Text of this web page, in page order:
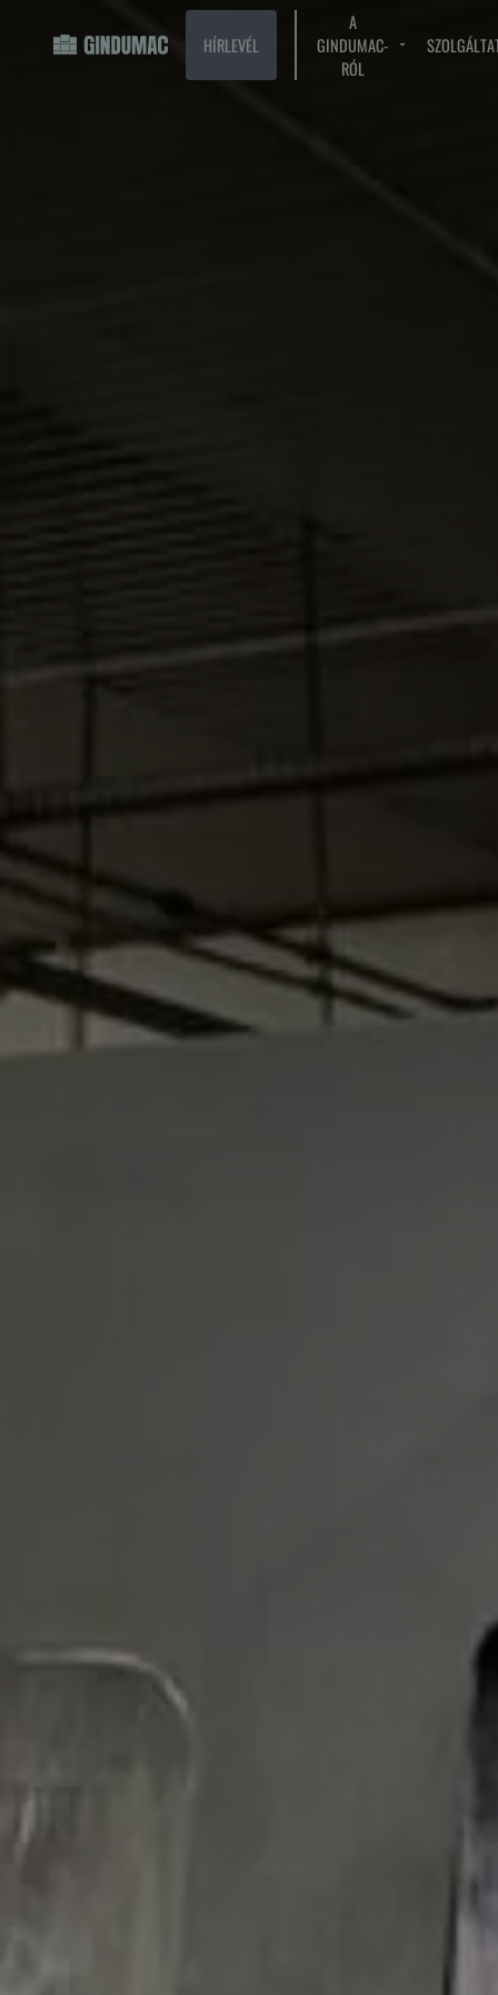
HÍRLEVÉL
A
GINDUMAC-
RÓL